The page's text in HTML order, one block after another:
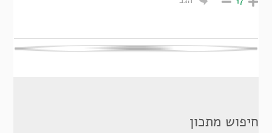
חיפוש מתכון